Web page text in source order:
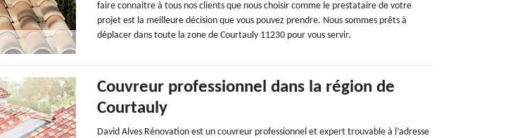
faire connaitre à tous nos clients que nous choisir comme le prestataire de votre
projet est la meilleure décision que vous pouvez prendre. Nous sommes prêts à
déplacer dans toute la zone de Courtauly 11230 pour vous servir.
Couvreur professionnel dans la région de
Courtauly
David Alves Rénovation est un couvreur professionnel et expert trouvable à l’adresse